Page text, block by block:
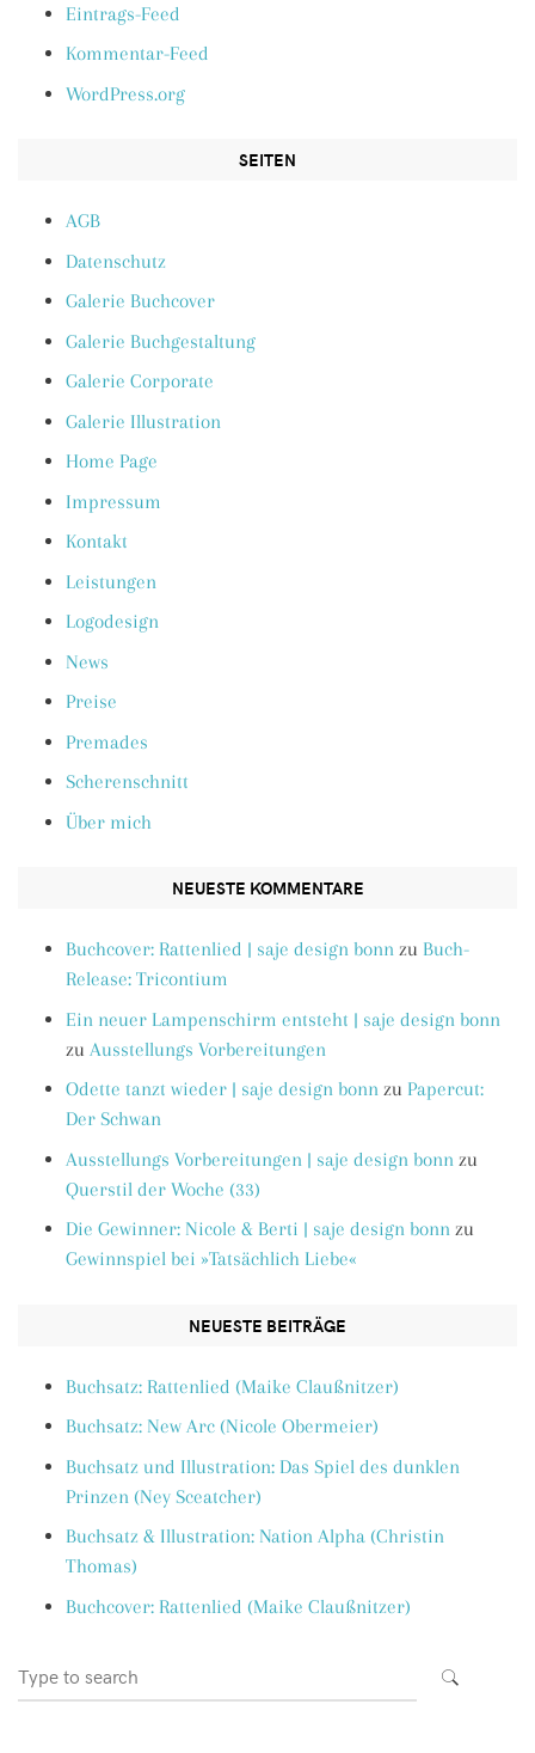
Eintrags-Feed
Kommentar-Feed
WordPress.org
SEITEN
AGB
Datenschutz
Galerie Buchcover
Galerie Buchgestaltung
Galerie Corporate
Galerie Illustration
Home Page
Impressum
Kontakt
Leistungen
Logodesign
News
Preise
Premades
Scherenschnitt
Über mich
NEUESTE KOMMENTARE
Buchcover: Rattenlied | saje design bonn zu Buch-
Release: Tricontium
Ein neuer Lampenschirm entsteht | saje design bonn
zu Ausstellungs Vorbereitungen
Odette tanzt wieder | saje design bonn zu Papercut:
Der Schwan
Ausstellungs Vorbereitungen | saje design bonn zu
Querstil der Woche (33)
Die Gewinner: Nicole & Berti | saje design bonn zu
Gewinnspiel bei »Tatsächlich Liebe«
NEUESTE BEITRÄGE
Buchsatz: Rattenlied (Maike Claußnitzer)
Buchsatz: New Arc (Nicole Obermeier)
Buchsatz und Illustration: Das Spiel des dunklen
Prinzen (Ney Sceatcher)
Buchsatz & Illustration: Nation Alpha (Christin
Thomas)
Buchcover: Rattenlied (Maike Claußnitzer)
Search
for:
SEARCH